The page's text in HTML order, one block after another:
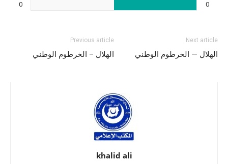
0
0
Previous article
الهلال – الخرطوم الوطني
Next article
الهلال — الخرطوم الوطني
khalid ali